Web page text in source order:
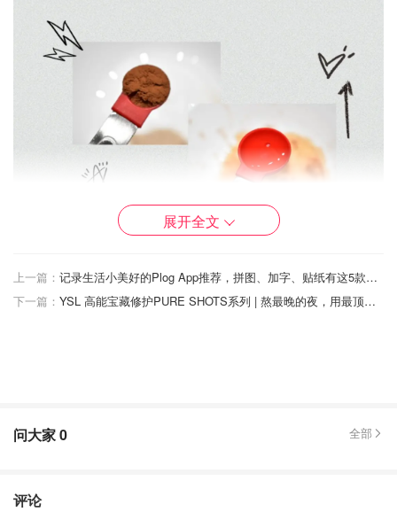
展开全文
上一篇：
记录生活小美好的Plog App推荐，拼图、加字、贴纸有这5款App统统能搞定！
下一篇：
YSL 高能宝藏修护PURE SHOTS系列 | 熬最晚的夜，用最顶级神仙的护肤品！
问大家0 全部
评论